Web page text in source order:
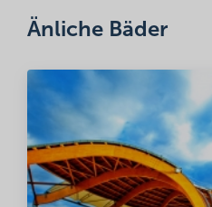
Name*
Änliche Bäder